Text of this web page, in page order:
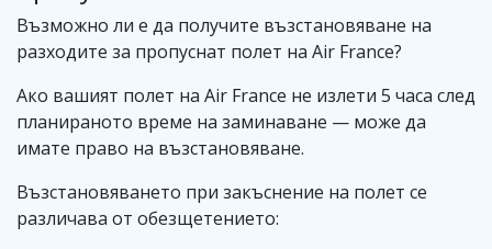
Възможно ли е да получите възстановяване на
разходите за пропуснат полет на Air France?
Ако вашият полет на Air France не излети 5 часа след
планираното време на заминаване — може да
имате право на възстановяване.
Възстановяването при закъснение на полет се
различава от обезщетението: